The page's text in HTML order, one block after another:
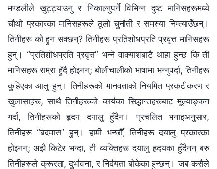
मण्डलीले खुट्ट्याउनु र निकाल्नुपर्ने विभिन्‍न दुष्ट मानिसहरूमध्ये
चौथो प्रकारका मानिसहरूले ठूलो चुनौती र समस्या निम्त्याउँछन्।
तिनीहरू को हुन सक्छन्? तिनीहरू प्रतिशोधप्रति प्रवृत्त मानिसहरू
हुन्। “प्रतिशोधप्रति प्रवृत्त” भन्‍ने वाक्यांशबाटै थाहा हुन्छ कि ती
मानिसहरू राम्रा हुँदै होइनन्; बोलीचालीको भाषामा भन्नुपर्दा, तिनीहरू
कुहिएका आलु हुन्। तिनीहरूको मानवताको नियमित प्रकटीकरण र
खुलासाहरू, साथै तिनीहरूको कार्यका सिद्धान्तहरूबाट मूल्याङ्कन
गर्दा, तिनीहरूको हृदय दयालु हुँदैन। प्रचलित भनाइअनुसार,
तिनीहरू “बदमास” हुन्। हामी भन्छौँ, तिनीहरू दयालु प्रकारका
होइनन्; अझै किटेर भन्दा, ती व्यक्तिहरू दयालु हृदयका हुँदैनन् बरु
तिनीहरूले क्रूरता, दुर्भावना, र निर्दयता बोकेका हुन्छन्। जब कसैले